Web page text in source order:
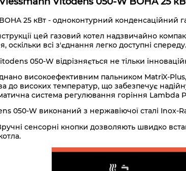
25 кВт - одноконтурний конденсаційний
цей газовий котел надзвичайно
оскільки всі з'єднання легко доступні спереду.
050-W відрізняється не тільки
високоефективним пальником MatriX-
до високих температур, що забезпечує
система регулювання горіння Lambda
050-W виконаний з нержавіючої сталі
сенсорні кнопки дозволяють швидко